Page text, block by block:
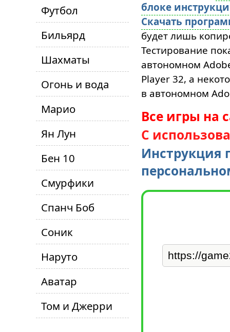
Футбол
Бильярд
Шахматы
Огонь и вода
Марио
Ян Лун
Бен 10
Смурфики
Спанч Боб
Соник
Наруто
Аватар
Том и Джерри
блоке
Скачать
будет лишь
Тестирование
автономном
Player 32, а
в автономном
Все игры на
С
Инструкция